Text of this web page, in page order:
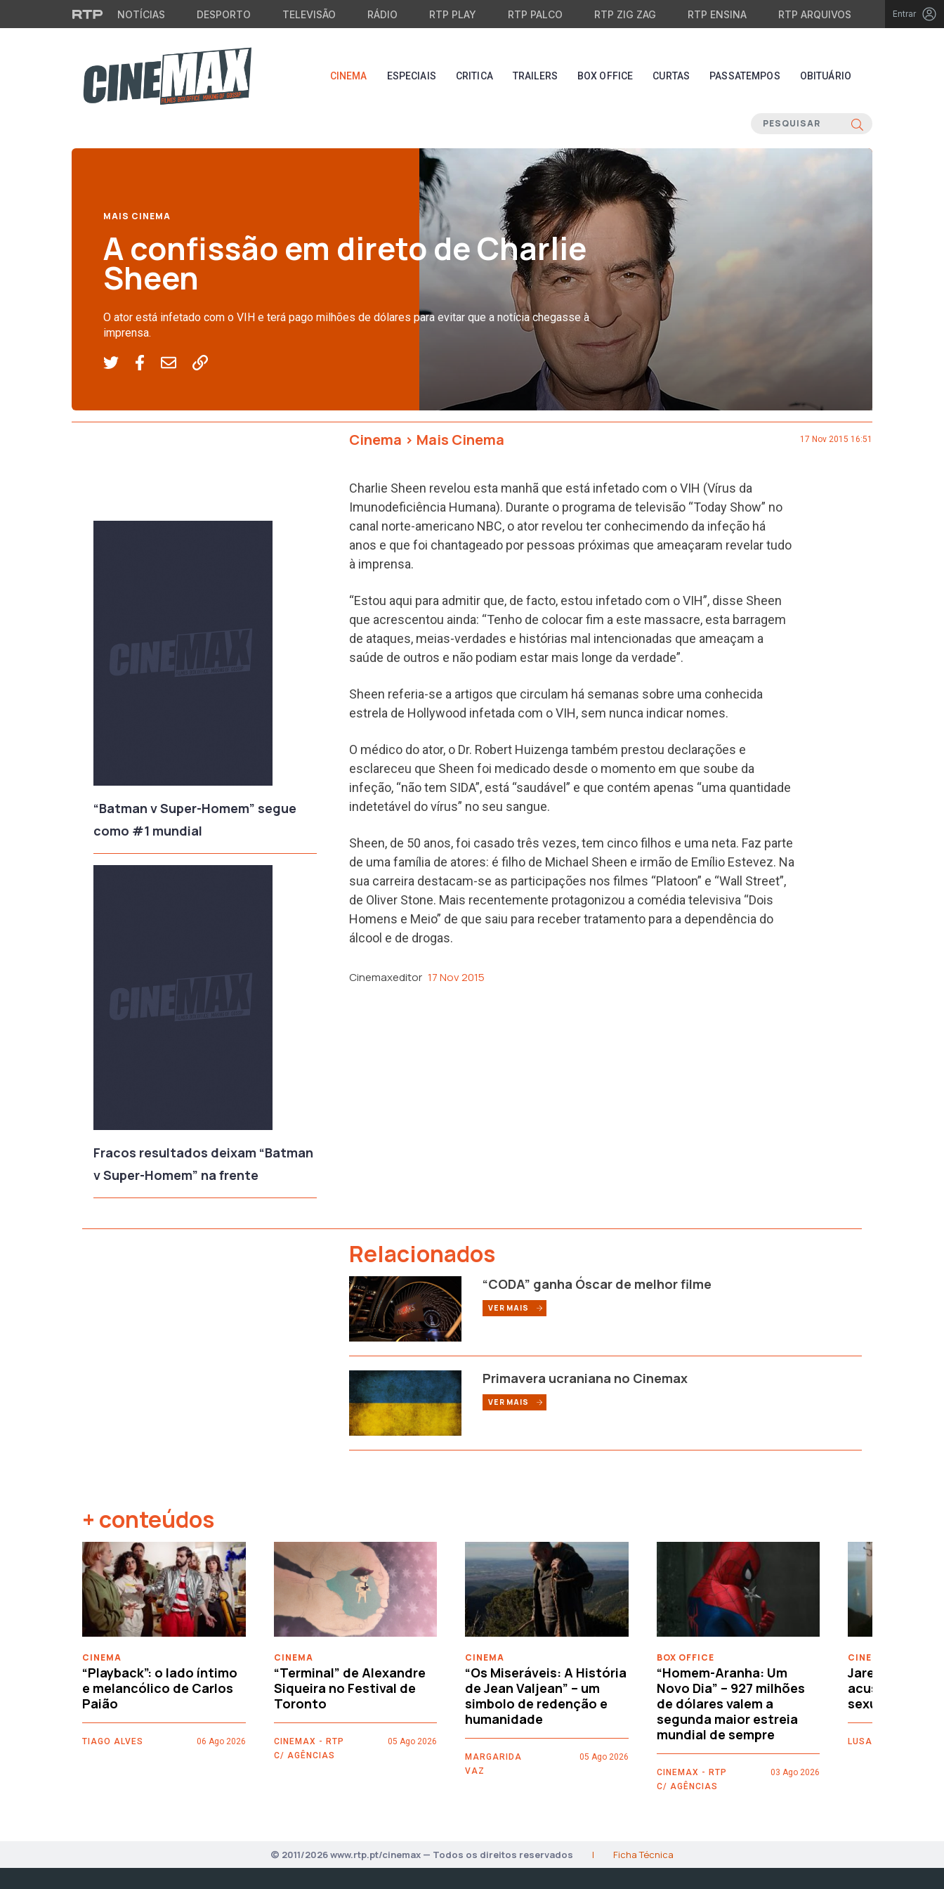
Saltar para o conteúdo principal
NOTÍCIAS DESPORTO TELEVISÃO RÁDIO RTP PLAY RTP PALCO RTP ZIG ZAG RTP ENSINA RTP ARQUIVOS Entrar
CINEMA ESPECIAIS CRITICA TRAILERS BOX OFFICE CURTAS PASSATEMPOS OBITUÁRIO
MAIS CINEMA
A confissão em direto de Charlie
Sheen
O ator está infetado com o VIH e terá pago milhões de dólares para evitar que a notícia chegasse à
imprensa.
Cinema > Mais Cinema 17 Nov 2015 16:51
“Batman v Super-Homem” segue
como #1 mundial
Fracos resultados deixam “Batman
v Super-Homem” na frente
Charlie Sheen revelou esta manhã que está infetado com o VIH (Vírus da
Imunodeficiência Humana). Durante o programa de televisão “Today Show” no
canal norte-americano NBC, o ator revelou ter conhecimendo da infeção há
anos e que foi chantageado por pessoas próximas que ameaçaram revelar tudo
à imprensa.
“Estou aqui para admitir que, de facto, estou infetado com o VIH”, disse Sheen
que acrescentou ainda: “Tenho de colocar fim a este massacre, esta barragem
de ataques, meias-verdades e histórias mal intencionadas que ameaçam a
saúde de outros e não podiam estar mais longe da verdade”.
Sheen referia-se a artigos que circulam há semanas sobre uma conhecida
estrela de Hollywood infetada com o VIH, sem nunca indicar nomes.
O médico do ator, o Dr. Robert Huizenga também prestou declarações e
esclareceu que Sheen foi medicado desde o momento em que soube da
infeção, “não tem SIDA”, está “saudável” e que contém apenas “uma quantidade
indetetável do vírus” no seu sangue.
Sheen, de 50 anos, foi casado três vezes, tem cinco filhos e uma neta. Faz parte
de uma família de atores: é filho de Michael Sheen e irmão de Emílio Estevez. Na
sua carreira destacam-se as participações nos filmes “Platoon” e “Wall Street”,
de Oliver Stone. Mais recentemente protagonizou a comédia televisiva “Dois
Homens e Meio” de que saiu para receber tratamento para a dependência do
álcool e de drogas.
Cinemaxeditor 17 Nov 2015
Relacionados
“CODA” ganha Óscar de melhor filme
VER MAIS
Primavera ucraniana no Cinemax
VER MAIS
+ conteúdos
CINEMA
“Playback”: o lado íntimo
e melancólico de Carlos
Paião
TIAGO ALVES 06 Ago 2026
CINEMA
“Terminal” de Alexandre
Siqueira no Festival de
Toronto
CINEMAX - RTP
C/ AGÊNCIAS
05 Ago 2026
CINEMA
“Os Miseráveis: A História
de Jean Valjean” – um
simbolo de redenção e
humanidade
MARGARIDA
VAZ
05 Ago 2026
BOX OFFICE
“Homem-Aranha: Um
Novo Dia” – 927 milhões
de dólares valem a
segunda maior estreia
mundial de sempre
CINEMAX - RTP
C/ AGÊNCIAS
03 Ago 2026
CINEMA
Jared Leto
acusações de
sexuais
LUSA
‹
© 2011/2026 www.rtp.pt/cinemax — Todos os direitos reservados | Ficha Técnica